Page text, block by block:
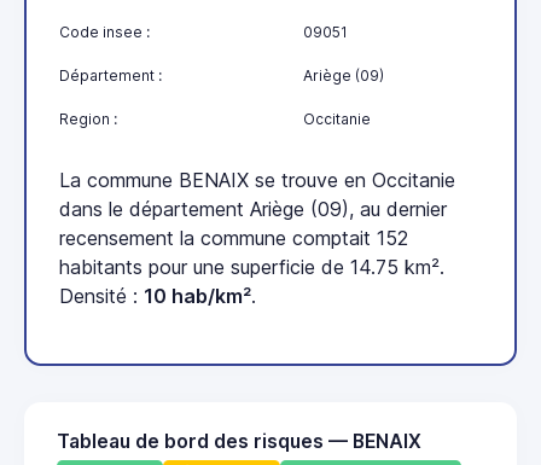
Code insee : 09051
Département : Ariège (09)
Region : Occitanie
La commune BENAIX se trouve en Occitanie
dans le département Ariège (09), au dernier
recensement la commune comptait 152
habitants pour une superficie de 14.75 km².
Densité : 10 hab/km².
Tableau de bord des risques — BENAIX